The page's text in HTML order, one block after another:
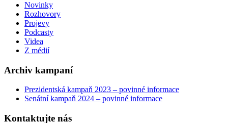
Novinky
Rozhovory
Projevy
Podcasty
Videa
Z médií
Archiv kampaní
Prezidentská kampaň 2023 – povinné informace
Senátní kampaň 2024 – povinné informace
Kontaktujte nás